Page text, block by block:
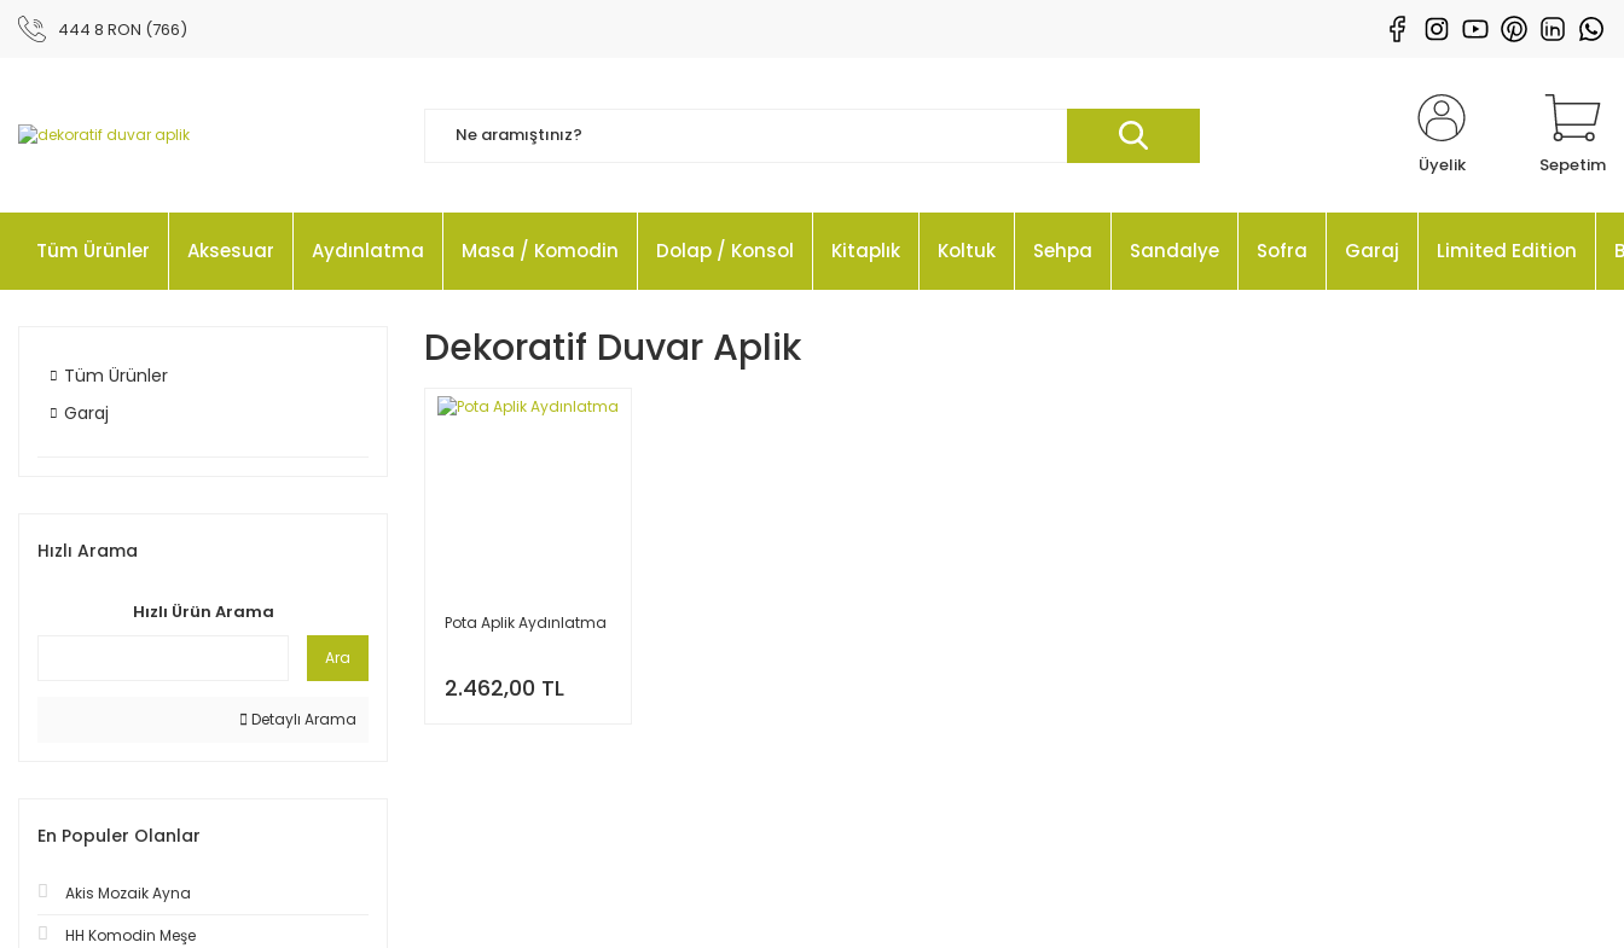
444 8 RON (766)
Üyelik Sepetim
Tüm Ürünler Aksesuar Aydınlatma Masa / Komodin Dolap / Konsol Kitaplık Koltuk Sehpa Sandalye Sofra Garaj Limited Edition
Tüm Ürünler
Garaj
Hızlı Arama
Hızlı Ürün Arama
Ara
Detaylı Arama
En Populer Olanlar
Akis Mozaik Ayna
HH Komodin Meşe
Dekoratif Duvar Aplik
Pota Aplik Aydınlatma
2.462,00 TL